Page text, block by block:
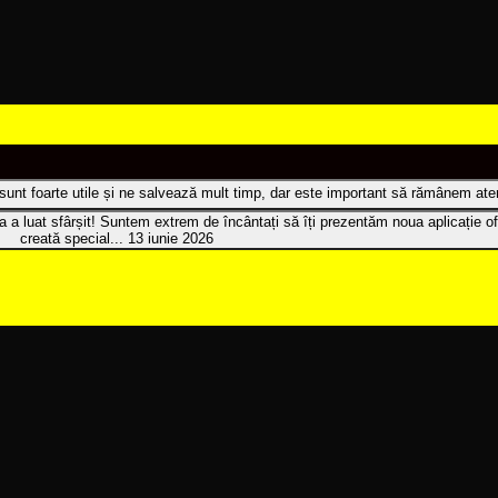
foarte utile și ne salvează mult timp, dar este important să rămânem
a luat sfârșit! Suntem extrem de încântați să îți prezentăm noua aplicație
creată special... 13 iunie 2026